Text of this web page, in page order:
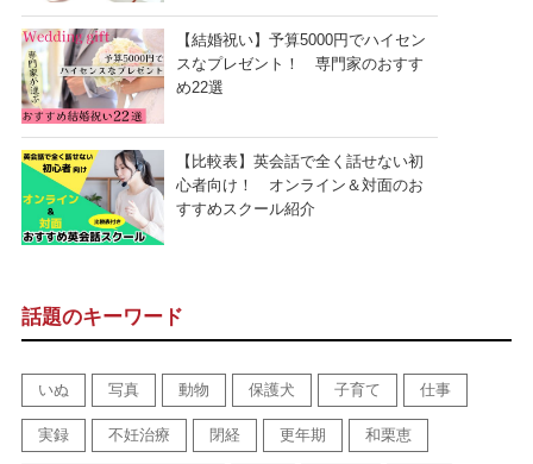
【結婚祝い】予算5000円でハイセン
スなプレゼント！ 専門家のおすす
め22選
【比較表】英会話で全く話せない初
心者向け！ オンライン＆対面のお
すすめスクール紹介
話題のキーワード
いぬ 写真 動物 保護犬 子育て 仕事
実録 不妊治療 閉経 更年期 和栗恵